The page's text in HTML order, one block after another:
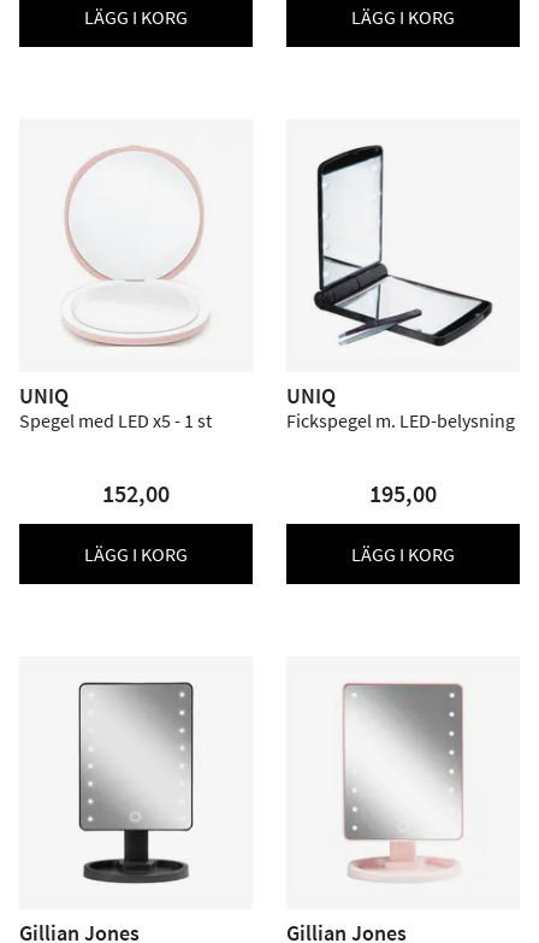
LÄGG I KORG LÄGG I KORG
UNIQ
Spegel med LED x5 - 1 st
152,00
LÄGG I KORG
UNIQ
Fickspegel m. LED-belysning
195,00
LÄGG I KORG
Gillian Jones Gillian Jones